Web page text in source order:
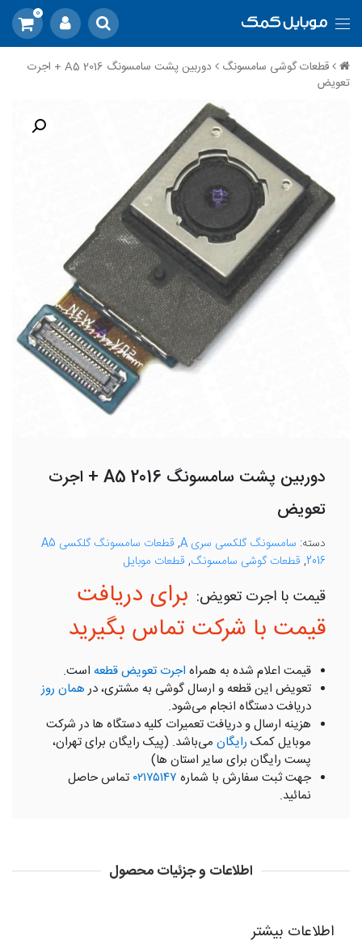
0
قطعات گوشی سامسونگ
دوربین پشت سامسونگ A5 2016 + اجرت
تعویض
دوربین پشت سامسونگ A5 2016 + اجرت
تعویض
دسته: سامسونگ گلکسی سری A ,
قطعات سامسونگ گلکسی A5
2016
, قطعات گوشی سامسونگ, قطعات موبایل
برای دریافت
قیمت با شرکت تماس بگیرید
قیمت اعلام شده به همراه اجرت تعویض قطعه است.
تعویض این قطعه و ارسال گوشی به مشتری، درهمان روز
دریافت دستگاه انجام می‌شود.
هزینه ارسال و دریافت تعمیرات کلیه دستگاه ها در شرکت
موبایل کمک رایگان می‌باشد. (پیک رایگان برای تهران،
پست رایگان برای سایر استان ها)
جهت ثبت سفارش با شماره ۰۲۱۷۵۱۴۷ تماس حاصل
نمائید.
اطلاعات و جزئیات محصول
اطلاعات بیشتر